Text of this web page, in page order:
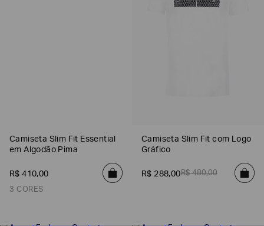
Camiseta Slim Fit Essential
em Algodão Pima
R$ 410,00
3 CORES
Camiseta Slim Fit com Logo
Gráfico
R$ 288,00R$ 480,00